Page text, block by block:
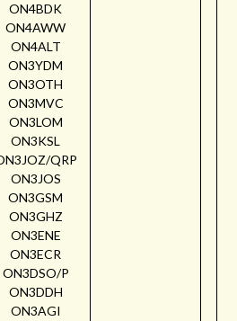
ON4BDK
ON4AWW
ON4ALT
ON3YDM
ON3OTH
ON3MVC
ON3LOM
ON3KSL
QRP
ON3JOS
ON3GSM
ON3GHZ
ON3ENE
ON3ECR
ON3DSO/P
ON3DDH
ON3AGI